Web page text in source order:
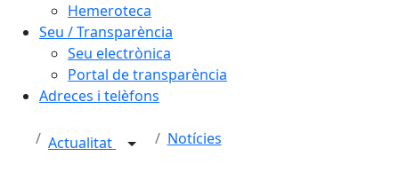
Hemeroteca
Seu / Transparència
Seu electrònica
Portal de transparència
Adreces i telèfons
Actualitat Notícies